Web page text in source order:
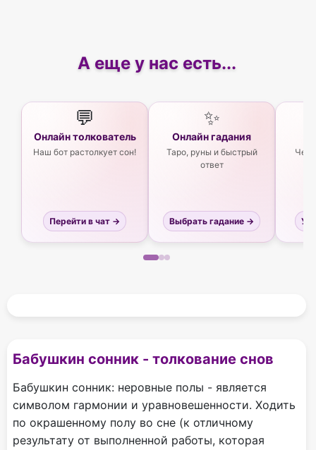
А еще у нас есть...
💬
Онлайн толкователь
Наш бот растолкует сон!
Перейти в чат →
✨
Онлайн гадания
Таро, руны и быстрый
ответ
Выбрать гадание →
Бабушкин сонник - толкование снов
Бабушкин сонник: неровные полы - является
символом гармонии и уравновешенности. Ходить
по окрашенному полу во сне (к отличному
результату от выполненной работы, которая